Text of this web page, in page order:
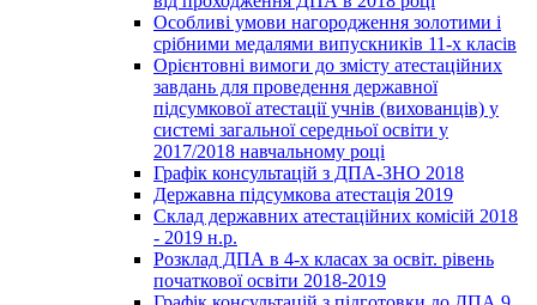
Особливі умови нагородження золотими і
срібними медалями випускників 11-х класів
Орієнтовні вимоги до змісту атестаційних
завдань для проведення державної
підсумкової атестації учнів (вихованців) у
системі загальної середньої освіти у
2017/2018 навчальному році
Графік консультацій з ДПА-ЗНО 2018
Державна підсумкова атестація 2019
Склад державних атестаційних комісій 2018
- 2019 н.р.
Розклад ДПА в 4-х класах за освіт. рівень
початкової освіти 2018-2019